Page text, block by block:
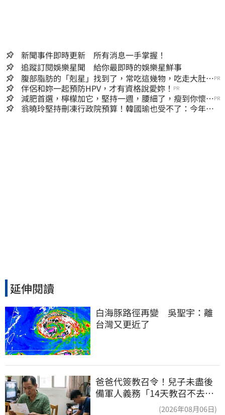
新聞事件即時更新 所有消息一手掌握！
追蹤訂閱娛樂星聞 給你最即時的娛樂星鮮事
腹部脂肪的「剋星」找到了，常吃這幾物，吃走大肚
囊，瘦出小蠻腰
PR
伴侶和妳一起預防HPV，才有資格說愛妳！ PR
減肥首選，檸檬加它，堅持一週，腰細了，瘦到你懷疑
人生
PR
翁曉玲堅持刪凍行政院預算！韓國瑜也受不了：今年剩4
延伸閱讀
白海豚路徑再變　吳聖宇：離
台灣又更近了
爸爸代簽教召令！兒子未盡後
備軍人義務「14天教召不去」
(2026年08月06日)